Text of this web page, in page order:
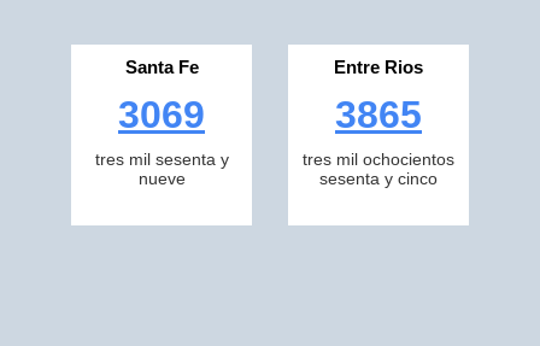
Santa Fe
3069
tres mil sesenta y
nueve
Entre Rios
3865
tres mil ochocientos
sesenta y cinco